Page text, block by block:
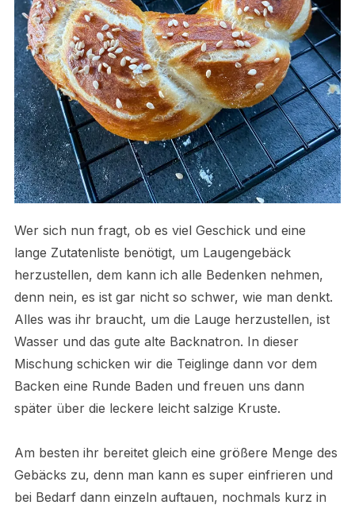
Wer sich nun fragt, ob es viel Geschick und eine
lange Zutatenliste benötigt, um Laugengebäck
herzustellen, dem kann ich alle Bedenken nehmen,
denn nein, es ist gar nicht so schwer, wie man denkt.
Alles was ihr braucht, um die Lauge herzustellen, ist
Wasser und das gute alte Backnatron. In dieser
Mischung schicken wir die Teiglinge dann vor dem
Backen eine Runde Baden und freuen uns dann
später über die leckere leicht salzige Kruste.
Am besten ihr bereitet gleich eine größere Menge des
Gebäcks zu, denn man kann es super einfrieren und
bei Bedarf dann einzeln auftauen, nochmals kurz in